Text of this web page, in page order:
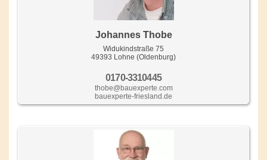
Johannes Thobe
Widukindstraße 75
49393 Lohne (Oldenburg)
0170-3310445
thobe@bauexperte.com
bauexperte-friesland.de